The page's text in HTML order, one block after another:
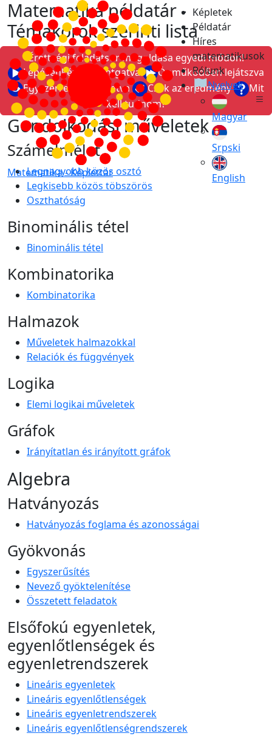
Matematika -Képlettár
Képletek
Példatár
Híres
matematikusok
Rólunk
Nyelvek
Magyar
Srpski
English
Matematika példatár -
Témakörök szerinti lista
Érettségi feladatsor megoldása egyedi módon!
Lépésenként kattintgatva
Önműködően lejátszva
Egyszerre megmutatva
Csak az eredmény
Mit
kell tudnom?
Gondolkodási műveletek
Számelmélet
Legnagyobb közös osztó
Legkisebb közös töbszörös
Oszthatóság
Binominális tétel
Binominális tétel
Kombinatorika
Kombinatorika
Halmazok
Műveletek halmazokkal
Relaciók és függvények
Logika
Elemi logikai műveletek
Gráfok
Irányítatlan és irányított gráfok
Algebra
Hatványozás
Hatványozás foglama és azonosságai
Gyökvonás
Egyszerűsítés
Nevező gyöktelenítése
Összetett feladatok
Elsőfokú egyenletek,
egyenlőtlenségek és
egyenletrendszerek
Lineáris egyenletek
Lineáris egyenlőtlenségek
Lineáris egyenletrendszerek
Lineáris egyenlőtlenségrendszerek